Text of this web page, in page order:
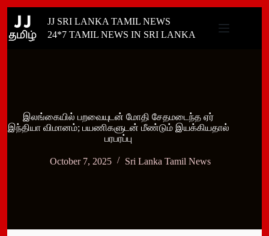
content
JJ SRI LANKA TAMIL NEWS
24*7 TAMIL NEWS IN SRI LANKA
இலங்கையில் பறவையுடன் மோதி சேதமடைந்த ஏர்
இந்தியா விமானம்; பயணிகளுடன் மீண்டும் இயக்கியதால்
பரபரப்பு
October 7, 2025 Sri Lanka Tamil News